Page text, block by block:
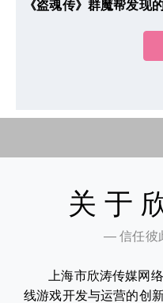
《盗魂传》群魔帮发现
关于
— 信任彼
上海市欣涛传媒网
线游戏开发与运营的创